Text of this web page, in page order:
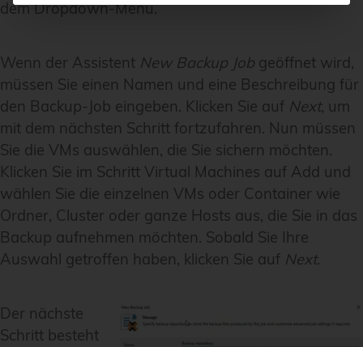
dem Dropdown-Menü.
Wenn der Assistent New Backup Job geöffnet wird,
müssen Sie einen Namen und eine Beschreibung für
den Backup-Job eingeben. Klicken Sie auf Next, um
mit dem nächsten Schritt fortzufahren. Nun müssen
Sie die VMs auswählen, die Sie sichern möchten.
Klicken Sie im Schritt Virtual Machines auf Add und
wählen Sie die einzelnen VMs oder Container wie
Ordner, Cluster oder ganze Hosts aus, die Sie in das
Backup aufnehmen möchten. Sobald Sie Ihre
Auswahl getroffen haben, klicken Sie auf Next.
Der nächste
Schritt besteht